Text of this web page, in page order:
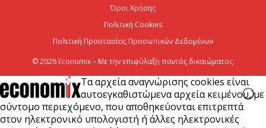
Όμιλος ΑΒΑΞ: Ανάληψη έργου κατασκευής σταθμού
παραγωγής ηλεκτρικής ενέργειας 800 ΜW στη
5 Αυγούστου 2026
Όροι Χρήσης
Πολιτική Cookies
Πολιτική Προστασίας Προσωπικών Δεδομένων
© 2026 Economix – Με την επιφύλαξη παντός δικαιώματος.
Τα αρχεία αναγνώρισης cookies είναι
αυτοεγκαθιστώμενα αρχεία κειμένου, με
σύντομο περιεχόμενο, που αποθηκεύονται επιτρεπτά
στον ηλεκτρονικό υπολογιστή ή άλλες ηλεκτρονικές